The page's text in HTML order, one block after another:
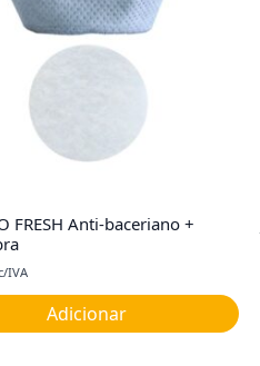
FRESH Anti-baceriano +
IVA
Adicionar